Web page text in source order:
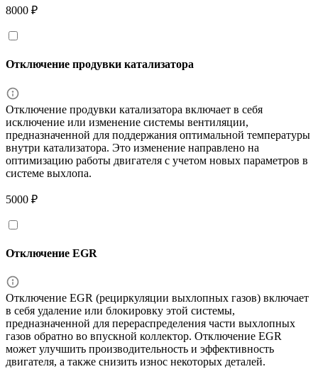
8000 ₽
Отключение продувки катализатора
Отключение продувки катализатора включает в себя
исключение или изменение системы вентиляции,
предназначенной для поддержания оптимальной температуры
внутри катализатора. Это изменение направлено на
оптимизацию работы двигателя с учетом новых параметров в
системе выхлопа.
5000 ₽
Отключение EGR
Отключение EGR (рециркуляции выхлопных газов) включает
в себя удаление или блокировку этой системы,
предназначенной для перераспределения части выхлопных
газов обратно во впускной коллектор. Отключение EGR
может улучшить производительность и эффективность
двигателя, а также снизить износ некоторых деталей.